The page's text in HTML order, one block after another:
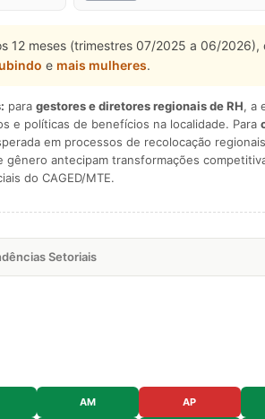
12 meses (trimestres 07/2025 a 06/2026),
e mais mulheres.
para gestores e diretores regionais de RH, a
e políticas de benefícios na localidade. Para
em processos de recolocação
gênero antecipam transformações
do CAGED/MTE.
Setoriais
AM AP